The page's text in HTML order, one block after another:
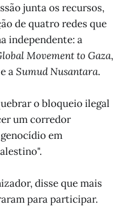
junta os recursos,
de quatro redes que
independente: a
Movement to Gaza,
e aSumud Nusantara.
o bloqueio ilegal
um corredor
em
disse que mais
para participar.